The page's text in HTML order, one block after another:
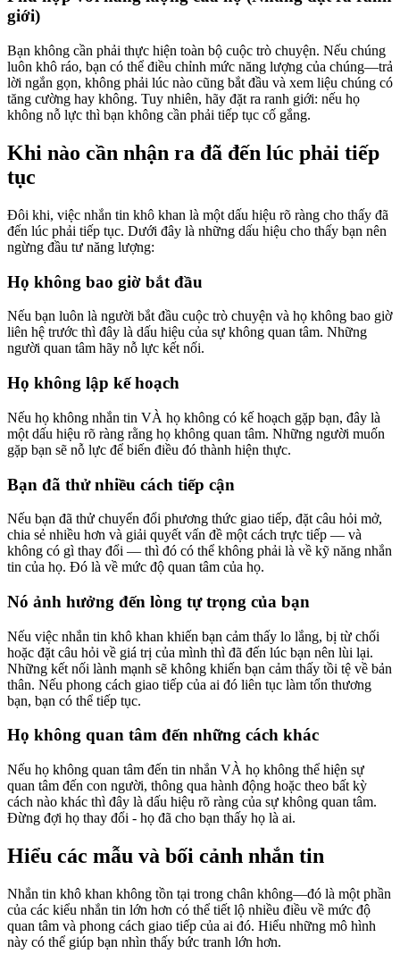
giới)
Bạn không cần phải thực hiện toàn bộ cuộc trò chuyện. Nếu chúng
luôn khô ráo, bạn có thể điều chỉnh mức năng lượng của chúng—trả
lời ngắn gọn, không phải lúc nào cũng bắt đầu và xem liệu chúng có
tăng cường hay không. Tuy nhiên, hãy đặt ra ranh giới: nếu họ
không nỗ lực thì bạn không cần phải tiếp tục cố gắng.
Khi nào cần nhận ra đã đến lúc phải tiếp
tục
Đôi khi, việc nhắn tin khô khan là một dấu hiệu rõ ràng cho thấy đã
đến lúc phải tiếp tục. Dưới đây là những dấu hiệu cho thấy bạn nên
ngừng đầu tư năng lượng:
Họ không bao giờ bắt đầu
Nếu bạn luôn là người bắt đầu cuộc trò chuyện và họ không bao giờ
liên hệ trước thì đây là dấu hiệu của sự không quan tâm. Những
người quan tâm hãy nỗ lực kết nối.
Họ không lập kế hoạch
Nếu họ không nhắn tin VÀ họ không có kế hoạch gặp bạn, đây là
một dấu hiệu rõ ràng rằng họ không quan tâm. Những người muốn
gặp bạn sẽ nỗ lực để biến điều đó thành hiện thực.
Bạn đã thử nhiều cách tiếp cận
Nếu bạn đã thử chuyển đổi phương thức giao tiếp, đặt câu hỏi mở,
chia sẻ nhiều hơn và giải quyết vấn đề một cách trực tiếp — và
không có gì thay đổi — thì đó có thể không phải là về kỹ năng nhắn
tin của họ. Đó là về mức độ quan tâm của họ.
Nó ảnh hưởng đến lòng tự trọng của bạn
Nếu việc nhắn tin khô khan khiến bạn cảm thấy lo lắng, bị từ chối
hoặc đặt câu hỏi về giá trị của mình thì đã đến lúc bạn nên lùi lại.
Những kết nối lành mạnh sẽ không khiến bạn cảm thấy tồi tệ về bản
thân. Nếu phong cách giao tiếp của ai đó liên tục làm tổn thương
bạn, bạn có thể tiếp tục.
Họ không quan tâm đến những cách khác
Nếu họ không quan tâm đến tin nhắn VÀ họ không thể hiện sự
quan tâm đến con người, thông qua hành động hoặc theo bất kỳ
cách nào khác thì đây là dấu hiệu rõ ràng của sự không quan tâm.
Đừng đợi họ thay đổi - họ đã cho bạn thấy họ là ai.
Hiểu các mẫu và bối cảnh nhắn tin
Nhắn tin khô khan không tồn tại trong chân không—đó là một phần
của các kiểu nhắn tin lớn hơn có thể tiết lộ nhiều điều về mức độ
quan tâm và phong cách giao tiếp của ai đó. Hiểu những mô hình
này có thể giúp bạn nhìn thấy bức tranh lớn hơn.